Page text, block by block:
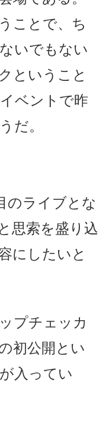
ことで、ち
いでもない
ということ
ベントで昨
だ。
のライブとな
思索を盛り込
にしたいと
プチェッカ
初公開とい
入ってい